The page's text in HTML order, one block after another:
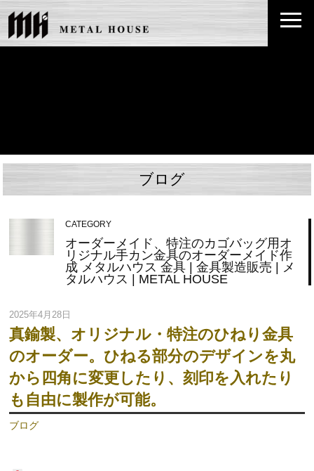
ブログ
CATEGORY
オーダーメイド、特注のカゴバッグ用オ
リジナル手カン金具のオーダーメイド作
成 メタルハウス 金具 | 金具製造販売 | メ
タルハウス | METAL HOUSE
2025年4月28日
真鍮製、オリジナル・特注のひねり金具
のオーダー。ひねる部分のデザインを丸
から四角に変更したり、刻印を入れたり
も自由に製作が可能。
ブログ